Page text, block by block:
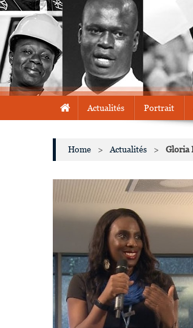
Actualités Portrait
Home > Actualités > Gloria